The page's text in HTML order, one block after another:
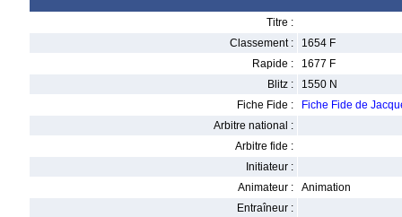
Titre :
Classement :
1654 F
Rapide :
1677 F
Blitz :
1550 N
Fiche Fide :
Fiche Fide de
Arbitre national :
Arbitre fide :
Initiateur :
Animateur :
Animation
Entraîneur :